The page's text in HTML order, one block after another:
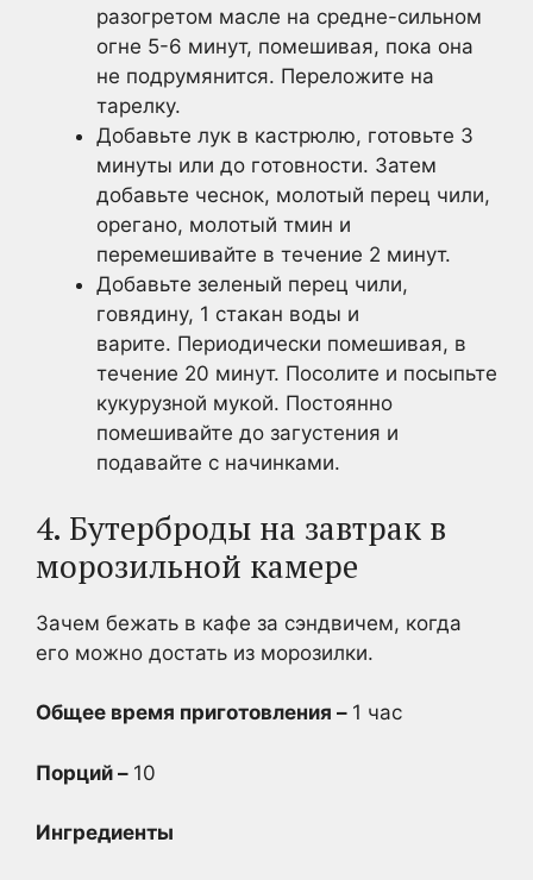
разогретом масле на средне-сильном
огне 5-6 минут, помешивая, пока она
не подрумянится. Переложите на
тарелку.
Добавьте лук в кастрюлю, готовьте 3
минуты или до готовности. Затем
добавьте чеснок, молотый перец чили,
орегано, молотый тмин и
перемешивайте в течение 2 минут.
Добавьте зеленый перец чили,
говядину, 1 стакан воды и
варите. Периодически помешивая, в
течение 20 минут. Посолите и посыпьте
кукурузной мукой. Постоянно
помешивайте до загустения и
подавайте с начинками.
4. Бутерброды на завтрак в
морозильной камере
Зачем бежать в кафе за сэндвичем, когда
его можно достать из морозилки.
Общее время приготовления – 1 час
Порций – 10
Ингредиенты